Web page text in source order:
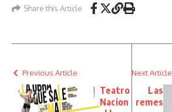
Share this Article
Previous Article
Teatro
Nacion
Next Article
Las
remes